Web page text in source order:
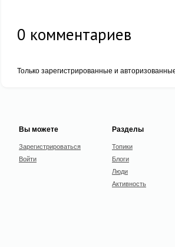
0 комментариев
Только зарегистрированные и
Вы можете
Зарегистрироваться
Войти
Разделы
Топики
Блоги
Люди
Активность